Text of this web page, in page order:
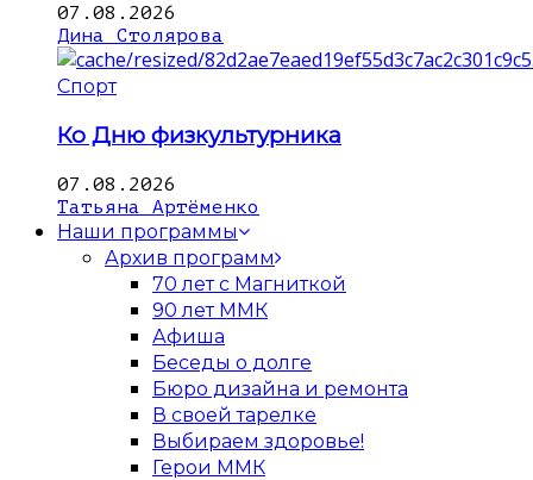
07.08.2026
Дина Столярова
Спорт
Ко Дню физкультурника
07.08.2026
Татьяна Артёменко
Наши программы
Архив программ
70 лет с Магниткой
90 лет ММК
Афиша
Беседы о долге
Бюро дизайна и ремонта
В своей тарелке
Выбираем здоровье!
Герои ММК